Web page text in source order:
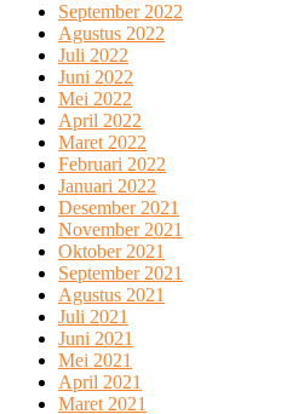
September 2022
Agustus 2022
Juli 2022
Juni 2022
Mei 2022
April 2022
Maret 2022
Februari 2022
Januari 2022
Desember 2021
November 2021
Oktober 2021
September 2021
Agustus 2021
Juli 2021
Juni 2021
Mei 2021
April 2021
Maret 2021